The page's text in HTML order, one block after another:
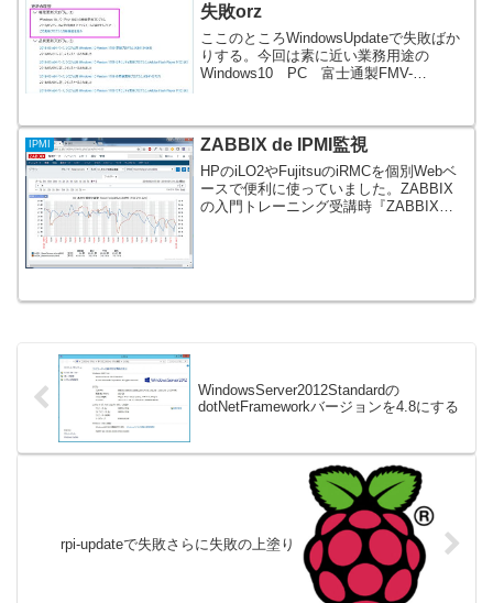
失敗orz
ここのところWindowsUpdateで失敗ばか
りする。今回は素に近い業務用途の
Windows10 PC 富士通製FMV-
ム』適用後2回程再起動したら画面が真っ
黒...
IPMI ZABBIX de IPMI監視
HPのiLO2やFujitsuのiRMCを個別Webベ
ースで便利に使っていました。ZABBIX
の入門トレーニング受講時『ZABBIXで
WindowsServer2012Standardの
dotNetFrameworkバージョンを4.8にする
rpi-updateで失敗さらに失敗の上塗り